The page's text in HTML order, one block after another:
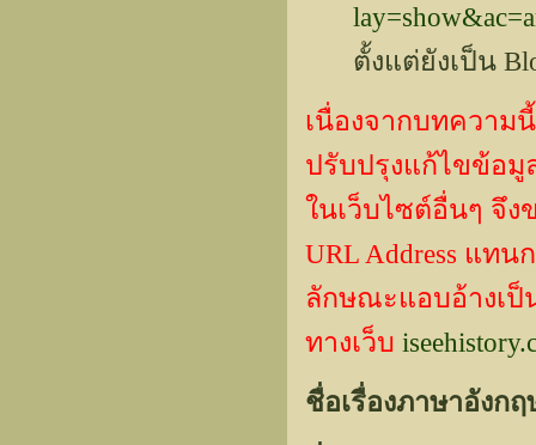
ตั้งแต่ยังเป็น
เนื่องจากบทความ
ปรับปรุงแก้ไขข้อมู
ในเว็บไซต์อื่นๆ จึง
URL Address แท
ลักษณะแอบอ้างเป็
ทางเว็บ
ชื่อเรื่องภาษาอังก